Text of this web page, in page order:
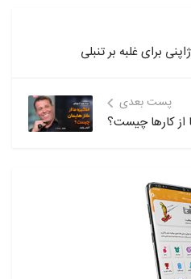
برای غلبه بر تنبلی
پست بعدی
از کارها چیست؟